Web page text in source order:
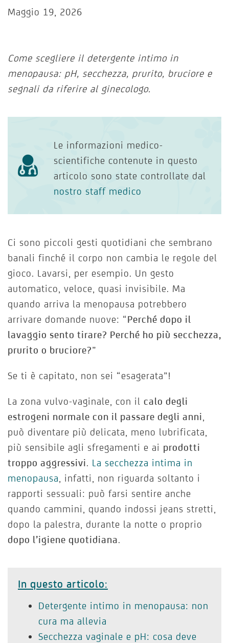
Maggio 19, 2026
Come scegliere il detergente intimo in
menopausa: pH, secchezza, prurito, bruciore e
segnali da riferire al ginecologo.
Le informazioni medico-
scientifiche contenute in questo
articolo sono state controllate dal
nostro staff medico
Ci sono piccoli gesti quotidiani che sembrano
banali finché il corpo non cambia le regole del
gioco. Lavarsi, per esempio. Un gesto
automatico, veloce, quasi invisibile. Ma
quando arriva la menopausa potrebbero
arrivare domande nuove: “Perché dopo il
lavaggio sento tirare? Perché ho più secchezza,
prurito o bruciore?”
Se ti è capitato, non sei “esagerata”!
La zona vulvo-vaginale, con il calo degli
estrogeni normale con il passare degli anni
può diventare più delicata, meno lubrificata,
più sensibile agli sfregamenti e ai prodotti
troppo aggressivi. La secchezza intima in
menopausa , infatti, non riguarda soltanto i
rapporti sessuali: può farsi sentire anche
quando cammini, quando indossi jeans stretti,
dopo la palestra, durante la notte o proprio
dopo l’igiene quotidiana.
In questo articolo:
Detergente intimo in menopausa: non
cura ma allevia
Secchezza vaginale e pH: cosa deve